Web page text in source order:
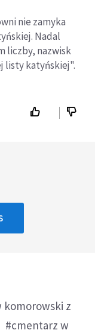
nie zamyka
Nadal
liczby, nazwisk
listy katyńskiej".
komorowski z
#cmentarz w